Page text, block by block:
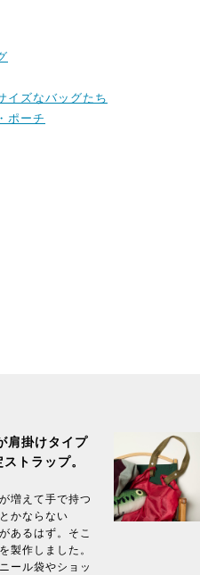
イズなバッグたち
ポーチ
肩掛けタイプ
トラップ。
増えて手で持つ
かならない
あるはず。そこ
製作しました。
ール袋やショッ